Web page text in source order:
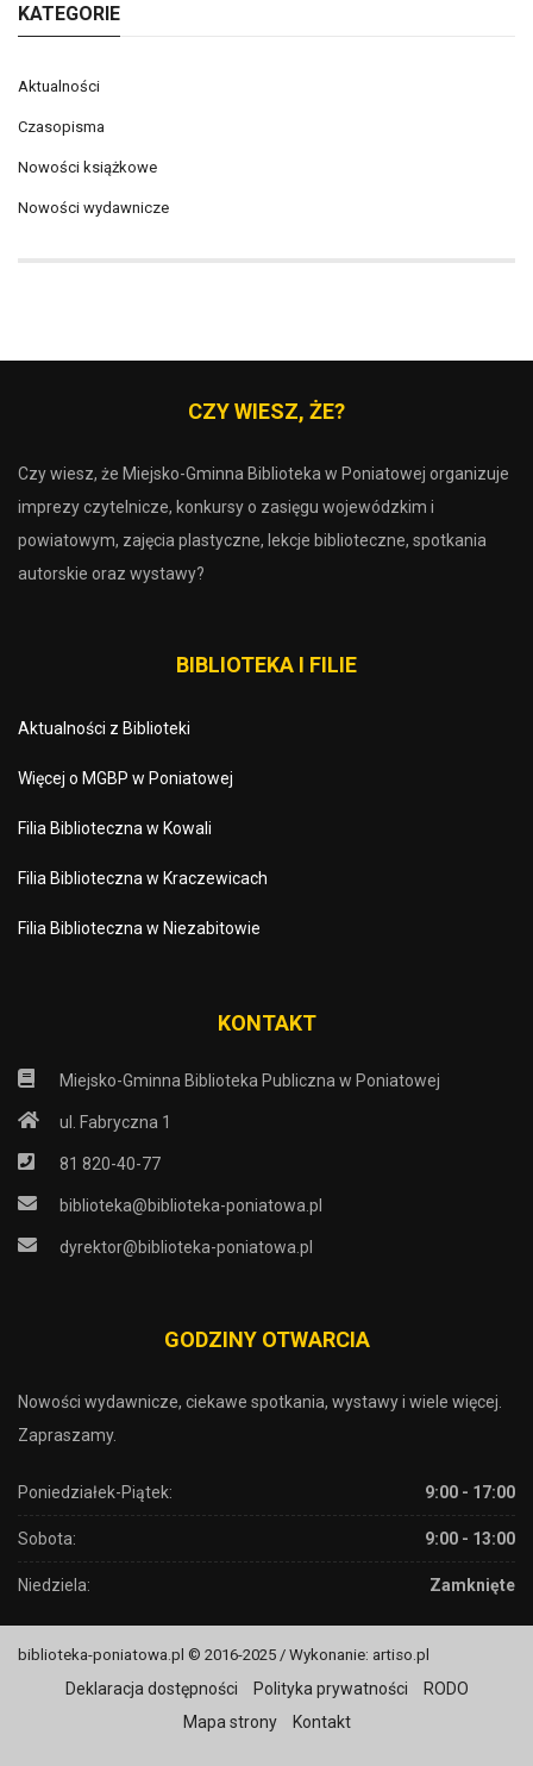
KATEGORIE
Aktualności
Czasopisma
Nowości książkowe
Nowości wydawnicze
CZY WIESZ, ŻE?
Czy wiesz, że Miejsko-Gminna Biblioteka w Poniatowej organizuje
imprezy czytelnicze, konkursy o zasięgu wojewódzkim i
powiatowym, zajęcia plastyczne, lekcje biblioteczne, spotkania
autorskie oraz wystawy?
BIBLIOTEKA I FILIE
Aktualności z Biblioteki
Więcej o MGBP w Poniatowej
Filia Biblioteczna w Kowali
Filia Biblioteczna w Kraczewicach
Filia Biblioteczna w Niezabitowie
KONTAKT
Miejsko-Gminna Biblioteka Publiczna w Poniatowej
ul. Fabryczna 1
81 820-40-77
biblioteka@biblioteka-poniatowa.pl
dyrektor@biblioteka-poniatowa.pl
GODZINY OTWARCIA
Nowości wydawnicze, ciekawe spotkania, wystawy i wiele więcej.
Zapraszamy.
Poniedziałek-Piątek: 9:00 - 17:00
Sobota: 9:00 - 13:00
Niedziela: Zamknięte
biblioteka-poniatowa.pl © 2016-2025 / Wykonanie: artiso.pl
Deklaracja dostępności Polityka prywatności
RODO
Mapa strony
Kontakt